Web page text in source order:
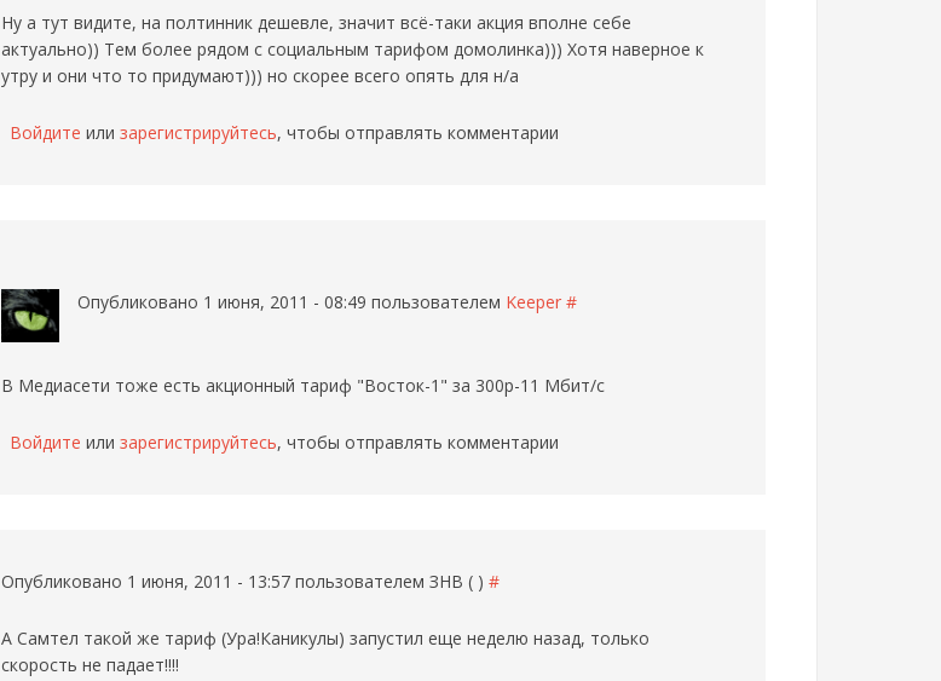
Ну а тут видите, на полтинник дешевле, значит всё-таки акция вполне себе
актуально)) Тем более рядом с социальным тарифом домолинка))) Хотя наверное к
утру и они что то придумают))) но скорее всего опять для н/а
Войдите или зарегистрируйтесь, чтобы отправлять комментарии
Опубликовано 1 июня, 2011 - 08:49 пользователем Keeper #
В Медиасети тоже есть акционный тариф "Восток-1" за 300р-11 Мбит/с
Войдите или зарегистрируйтесь, чтобы отправлять комментарии
Опубликовано 1 июня, 2011 - 13:57 пользователем ЗНВ ( ) #
А Самтел такой же тариф (Ура!Каникулы) запустил еще неделю назад, только
скорость не падает!!!!